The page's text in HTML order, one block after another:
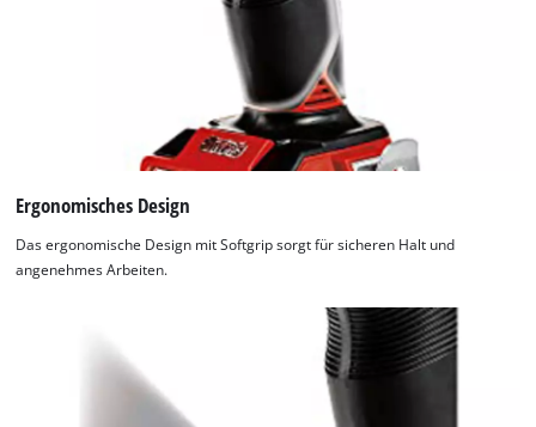
Ergonomisches Design
Das ergonomische Design mit Softgrip sorgt für sicheren Halt und
angenehmes Arbeiten.